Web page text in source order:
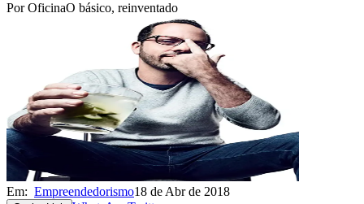
PorOficinaO básico, reinventado
Em: Empreendedorismo18 de Abr de 2018